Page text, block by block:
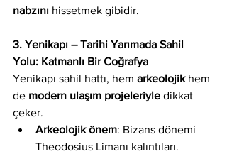
nabzını hissetmek gibidir.
3. Yenikapı – Tarihi Yarımada Sahil
Yolu: Katmanlı Bir Coğrafya
Yenikapı sahil hattı, hem arkeolojik hem
de modern ulaşım projeleriyle dikkat
çeker.
Arkeolojik önem: Bizans dönemi
Theodosius Limanı kalıntıları.